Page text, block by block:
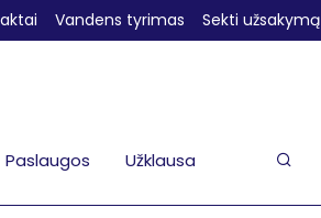
Vandens tyrimas Sekti užsakymą
Paslaugos Užklausa